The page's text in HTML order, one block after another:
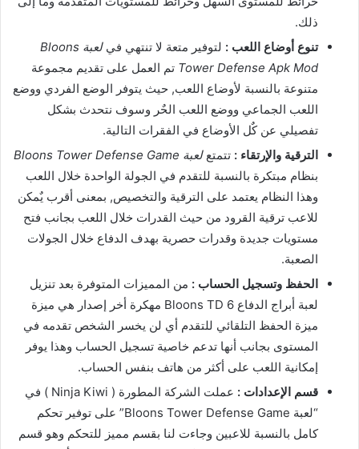
ذلك.
تنوع أوضاع اللعب : لتوفير متعة لا تنتهي في
لعبة Bloons
Tower Defense Apk Mod تم العمل على تقديم مجموعة
متنوعة بالنسبة لأوضاع اللعب, حيث يتوفر الوضع الفردي ووضع
اللعب الجماعي ووضع اللعب الحٌر وسوف نتحدث بشكل
تفصيلي عن كٌل الأوضاع في الفقرات التالية.
الترقية والإرتقاء : تتمتع لعبة Bloons Tower Defense Game
بنظام مبتكرة بالنسبة للتقدم في الجولة الواحدة خلال اللعب
وهذا النظام يعتمد على الترقية والتخصيص, بمعنى أقرب يٌمكن
للاعب ترقية القرود من حيث القدرات خلال اللعب بجانب فتح
مستويات جديدة وقدرات حصرية بهدف الدفاع خلال الجولات
الصعبة.
الحفظ وتسجيل الحساب : من المميزات المتوفرة بعد تنزيل
لعبة أبراج الدفاع Bloons TD 6 مهكرة أخر إصدار هي ميزة
ميزة الحفظ التلقائي للتقدم أي لن يخسر الشخص تقدمه في
المستوى بجانب أنها تدعم خاصية تسجيل الحساب وهذا يوفر
إمكانية اللعب على أكثر من هاتف بنفس الحساب.
قسم الإعدادات :
عملت الشركة المطورة ( Ninja Kiwi ) في
“لعبة Bloons Tower Defense Game” على توفير تحكم
كامل بالنسبة للاعبين وجاءت لنا بقسم مميز للتحكم وهو قسم